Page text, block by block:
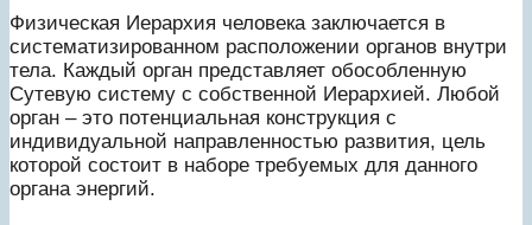
Физическая Иерархия человека заключается в
систематизированном расположении органов внутри
тела. Каждый орган представляет обособленную
Сутевую систему с собственной Иерархией. Любой
орган – это потенциальная конструкция с
индивидуальной направленностью развития, цель
которой состоит в наборе требуемых для данного
органа энергий.